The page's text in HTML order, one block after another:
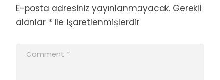
E-posta adresiniz yayınlanmayacak. Gerekli
alanlar * ile işaretlenmişlerdir